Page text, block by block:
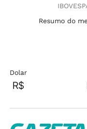
Resumo do
Dolar
R$